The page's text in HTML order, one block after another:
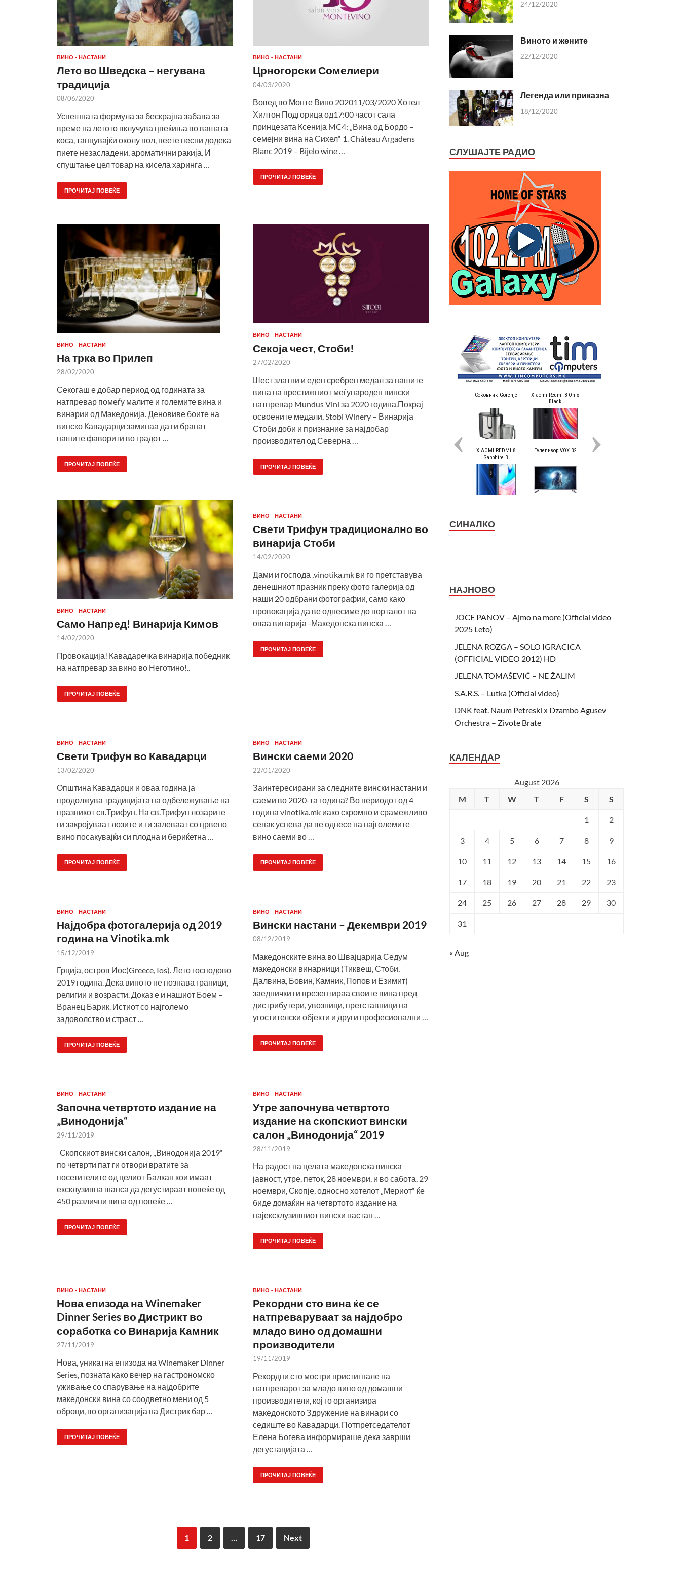
ВИНО - НАСТАНИ
Летo во Шведска – негувана
традиција
08/06/2020
Успешната формула за бескрајна забава за
време на летото вклучува цвеќиња во вашата
коса, танцувајќи околу пол, пеете песни додека
пиете незасладени, ароматични ракија. И
спуштање цел товар на кисела харинга …
ПРОЧИТАЈ ПОВЕЌЕ
ВИНО - НАСТАНИ
Црногорски Сомелиери
04/03/2020
Вовед во Монте Вино 202011/03/2020 Хотел
Хилтон Подгорица од17:00 часот сала
принцезата Ксенија MC4: „Вина од Бордо –
семејни вина на Сихел“ 1. Château Argadens
Blanc 2019 – Bijelo wine …
ПРОЧИТАЈ ПОВЕЌЕ
ВИНО - НАСТАНИ
На трка во Прилеп
28/02/2020
Секогаш е добар период од годината за
натпревар помеѓу малите и големите вина и
винарии од Македонија. Деновиве боите на
винско Кавадарци заминаа да ги бранат
нашите фаворити во градот …
ПРОЧИТАЈ ПОВЕЌЕ
ВИНО - НАСТАНИ
Секоја чест, Стоби!
27/02/2020
Шест златни и еден сребрен медал за нашите
вина на престижниот меѓународен вински
натпревар Mundus Vini за 2020 година.Покрај
освоените медали, Stobi Winery – Винарија
Стоби доби и признание за најдобар
производител од Северна …
ПРОЧИТАЈ ПОВЕЌЕ
ВИНО - НАСТАНИ
Само Напред! Винарија Кимов
14/02/2020
Провокација! Кавадаречка винарија победник
на натпревар за вино во Неготино!..
ПРОЧИТАЈ ПОВЕЌЕ
ВИНО - НАСТАНИ
Свети Трифун традиционално во
винарија Стоби
14/02/2020
Дами и господа ,vinotika.mk ви го претставува
денешниот празник преку фото галерија од
наши 20 одбрани фотографии, само како
провокација да ве однесиме до порталот на
оваа винарија -Македонска винска …
ПРОЧИТАЈ ПОВЕЌЕ
ВИНО - НАСТАНИ
Свети Трифун во Кавадарци
13/02/2020
Општина Кавадарци и оваа година ја
продолжува традицијата на одбележување на
празникот св.Трифун. На св.Трифун лозарите
ги закројуваат лозите и ги залеваат со црвено
вино посакувајќи си плодна и бериќетна …
ПРОЧИТАЈ ПОВЕЌЕ
ВИНО - НАСТАНИ
Вински саеми 2020
22/01/2020
Заинтересирани за следните вински настани и
саеми во 2020-та година? Во периодот од 4
година vinotika.mk иако скромно и срамежливо
сепак успева да ве однесе на најголемите
вино саеми во …
ПРОЧИТАЈ ПОВЕЌЕ
ВИНО - НАСТАНИ
Најдобра фотогалерија од 2019
година на Vinotika.mk
15/12/2019
Грција, остров Иос(Greece, Ios). Лето господово
2019 година. Дека виното не познава граници,
религии и возрасти. Доказ е и нашиот Боем –
Вранец Барик. Истиот со најголемо
задоволство и страст …
ПРОЧИТАЈ ПОВЕЌЕ
ВИНО - НАСТАНИ
Вински настани – Декември 2019
08/12/2019
Македонските вина во Швајцарија Седум
македонски винарници (Тиквеш, Стоби,
Далвина, Бовин, Камник, Попов и Езимит)
заеднички ги презентираа своите вина пред
дистрибутери, увозници, претставници на
угостителски објекти и други професионални …
ПРОЧИТАЈ ПОВЕЌЕ
ВИНО - НАСТАНИ
Започна четвртото издание на
„Винодонија“
29/11/2019
Скопскиот вински салон, „Винодонија 2019“
по четврти пат ги отвори вратите за
посетителите од целиот Балкан кои имаат
ексклузивна шанса да дегустираат повеќе од
450 различни вина од повеќе …
ПРОЧИТАЈ ПОВЕЌЕ
ВИНО - НАСТАНИ
Утре започнува четвртото
издание на скопскиот вински
салон „Винодонија“ 2019
28/11/2019
На радост на целата македонска винска
јавност, утре, петок, 28 ноември, и во сабота, 29
ноември, Скопје, односно хотелот „Мериот“ ќе
биде домаќин на четвртото издание на
најексклузивниот вински настан …
ПРОЧИТАЈ ПОВЕЌЕ
ВИНО - НАСТАНИ
Нова епизода на Winemaker
Dinner Series во Дистрикт во
соработка со Винарија Камник
27/11/2019
Нова, уникатна епизода на Winemaker Dinner
Series, позната како вечер на гастрономско
уживање со спарување на најдобрите
македонски вина со соодветно мени од 5
оброци, во организација на Дистрик бар …
ПРОЧИТАЈ ПОВЕЌЕ
ВИНО - НАСТАНИ
Рекордни сто вина ќе се
натпреваруваат за најдобро
младо вино од домашни
производители
19/11/2019
Рекордни сто мостри пристигнале на
натпреварот за младо вино од домашни
производители, кој го организира
македонското Здружение на винари со
седиште во Кавадарци. Потпретседателот
Елена Богева информираше дека заврши
дегустацијата …
ПРОЧИТАЈ ПОВЕЌЕ
1 2 … 17 Next
24/12/2020
Виното и жените
22/12/2020
Легенда или приказна
18/12/2020
СЛУШАЈТЕ РАДИО
СИНАЛКО
НАЈНОВО
JOCE PANOV – Ajmo na more (Official video
2025 Leto)
JELENA ROZGA – SOLO IGRACICA
(OFFICIAL VIDEO 2012) HD
JELENA TOMAŠEVIĆ – NE ŽALIM
S.A.R.S. – Lutka (Official video)
DNK feat. Naum Petreski х Dzambo Agusev
Orchestra – Zivote Brate
КАЛЕНДАР
August 2026
M
T W T F S S
1 2
3 4 5 6 7 8 9
10 11 12 13 14 15 16
17 18 19 20 21 22 23
24 25 26 27 28 29 30
31
« Aug